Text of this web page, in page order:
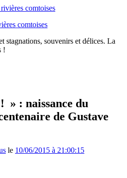
comtoises
stagnations, souvenirs et délices. La
!
» : naissance du
de Gustave
le 10/06/2015 à 21:00:15